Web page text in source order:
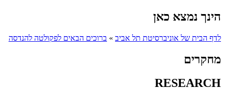
הינך נמצא כאן
לדף הבית של אוניברסיטת תל אביב » ברוכים הבאים לפקולטה להנדסה
מחקרים
RESEARCH